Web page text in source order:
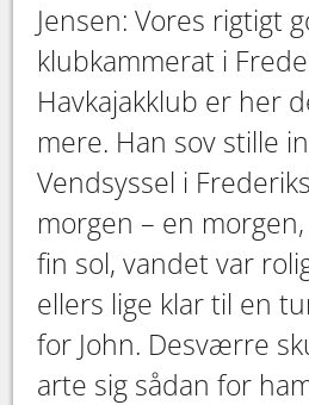
Jensen: Vores rigtigt
klubkammerat i
Havkajakklub er her
mere. Han sov stille
Vendsyssel i
morgen – en
fin sol, vandet var
ellers lige klar til en
for John. Desværre
arte sig sådan for